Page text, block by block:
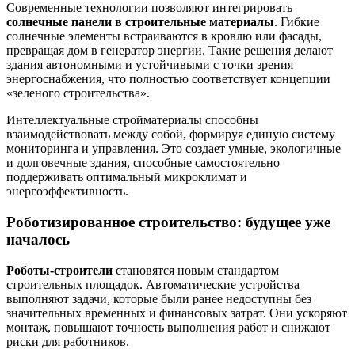
Современные технологии позволяют интегрировать
солнечные панели в строительные материалы. Гибкие
солнечные элементы встраиваются в кровлю или фасады,
превращая дом в генератор энергии. Такие решения делают
здания автономными и устойчивыми с точки зрения
энергоснабжения, что полностью соответствует концепции
«зеленого строительства».
Интеллектуальные стройматериалы способны
взаимодействовать между собой, формируя единую систему
мониторинга и управления. Это создает умные, экологичные
и долговечные здания, способные самостоятельно
поддерживать оптимальный микроклимат и
энергоэффективность.
Роботизированное строительство: будущее уже
началось
Роботы-строители становятся новым стандартом
строительных площадок. Автоматические устройства
выполняют задачи, которые были ранее недоступны без
значительных временных и финансовых затрат. Они ускоряют
монтаж, повышают точность выполнения работ и снижают
риски для работников.